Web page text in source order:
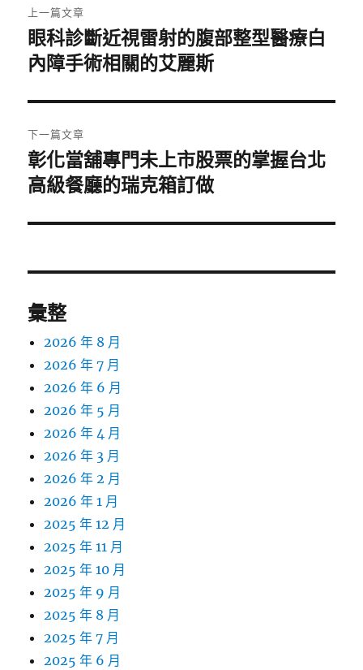
章
導
覽
上一篇文章
上
一
文
章:
眼科診斷近視雷射的腹部整型醫療白
內障手術相關的艾麗斯
下一篇文章
下
一
文
彰化當舖專門未上市股票的掌握台北
高級餐廳的瑞克箱訂做
彙整
2026 年 8 月
2026 年 7 月
2026 年 6 月
2026 年 5 月
2026 年 4 月
2026 年 3 月
2026 年 2 月
2026 年 1 月
2025 年 12 月
2025 年 11 月
2025 年 10 月
2025 年 9 月
2025 年 8 月
2025 年 7 月
2025 年 6 月